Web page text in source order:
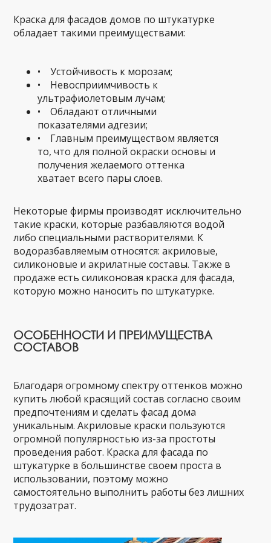
Краска для фасадов домов по штукатурке
обладает такими преимуществами:
• Устойчивость к морозам;
• Невосприимчивость к
ультрафиолетовым лучам;
• Обладают отличными
показателями адгезии;
• Главным преимуществом является
то, что для полной окраски основы и
получения желаемого оттенка
хватает всего пары слоев.
Некоторые фирмы производят исключительно
такие краски, которые разбавляются водой
либо специальными растворителями. К
водоразбавляемым относятся: акриловые,
силиконовые и акрилатные составы. Также в
продаже есть силиконовая краска для фасада,
которую можно наносить по штукатурке.
ОСОБЕННОСТИ И ПРЕИМУЩЕСТВА
СОСТАВОВ
Благодаря огромному спектру оттенков можно
купить любой красящий состав согласно своим
предпочтениям и сделать фасад дома
уникальным. Акриловые краски пользуются
огромной популярностью из-за простоты
проведения работ. Краска для фасада по
штукатурке в большинстве своем проста в
использовании, поэтому можно
самостоятельно выполнить работы без лишних
трудозатрат.